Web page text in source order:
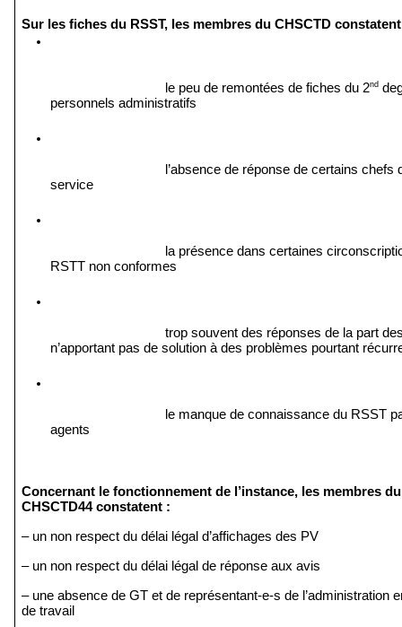
Sur les fiches du RSST, les membres du CHSCTD constatent
le peu de remontées de fiches du 2nd
personnels administratifs
l’absence de réponse de certains chefs
service
la présence dans certaines
RSTT non conformes
trop souvent des réponses de la part
n’apportant pas de solution à des problèmes pourtant
le manque de connaissance du RSST
agents
Concernant le fonctionnement de l’instance, les membres du
CHSCTD44 constatent :
– un non respect du délai légal d’affichages des PV
– un non respect du délai légal de réponse aux avis
– une absence de GT et de représentant-e-s de l’administration
de travail